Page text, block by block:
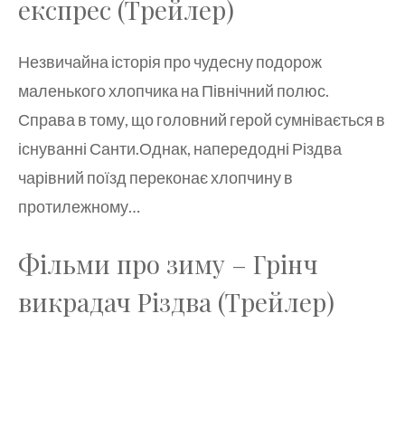
експрес (Трейлер)
Незвичайна історія про чудесну подорож
маленького хлопчика на Північний полюс.
Справа в тому, що головний герой сумнівається в
існуванні Санти.Однак, напередодні Різдва
чарівний поїзд переконає хлопчину в
протилежному…
Фільми про зиму – Грінч
викрадач Різдва (Трейлер)